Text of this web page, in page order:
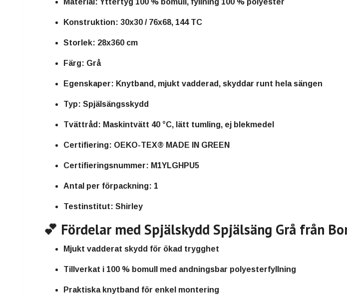
Material: Yttertyg 100 % bomull, fyllning 100 % polyester
Konstruktion: 30x30 / 76x68, 144 TC
Storlek: 28x360 cm
Färg: Grå
Egenskaper: Knytband, mjukt vadderad, skyddar runt hela sängen
Typ: Spjälsängsskydd
Tvättråd: Maskintvätt 40 °C, lätt tumling, ej blekmedel
Certifiering: OEKO-TEX® MADE IN GREEN
Certifieringsnummer: M1YLGHPU5
Antal per förpackning: 1
Testinstitut: Shirley
💕 Fördelar med Spjälskydd Spjälsäng Grå från
Mjukt vadderat skydd för ökad trygghet
Tillverkat i 100 % bomull med andningsbar polyesterfyllning
Praktiska knytband för enkel montering